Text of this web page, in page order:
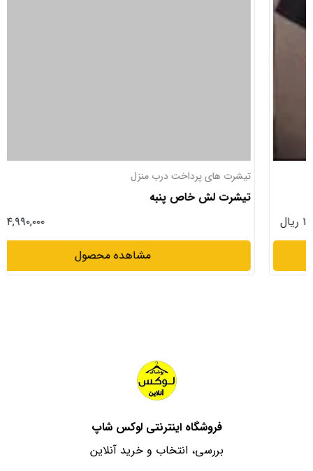
تیشرت های پرداخت درب منزل
تیشرت لش خاص پنبه
مشاهده محصول
فروشگاه اینترنتی لوکس شاپ
بررسی، انتخاب و خرید آنلاین